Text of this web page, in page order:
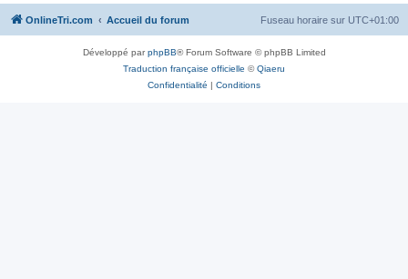
OnlineTri.com Accueil du forum Fuseau horaire sur UTC+01:00
Développé parphpBB® Forum Software © phpBB Limited
Traduction française officielle ©Qiaeru
Confidentialité
Conditions